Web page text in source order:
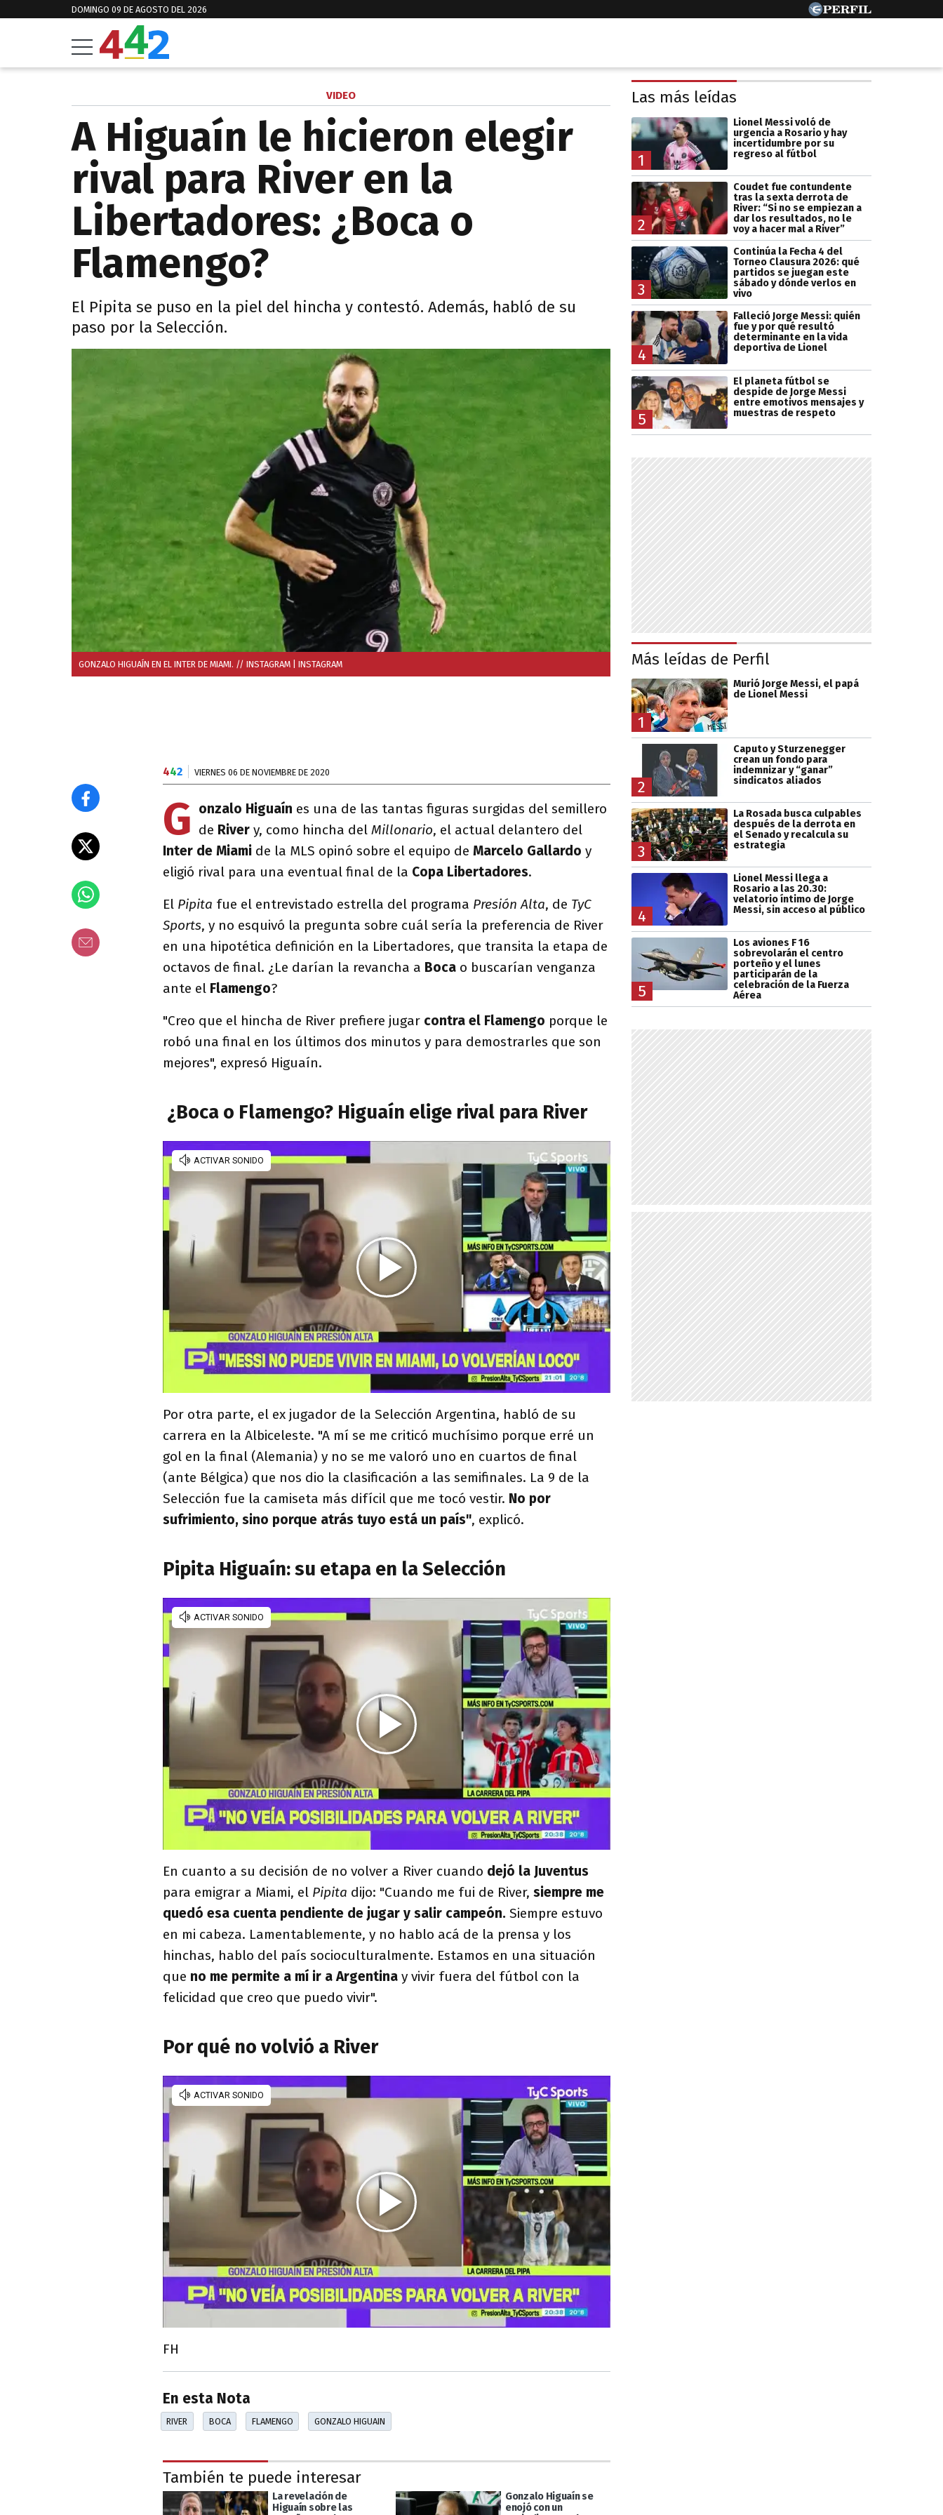
DOMINGO 09 DE AGOSTO DEL 2026
VIDEO
A Higuaín le hicieron elegir
rival para River en la
Libertadores: ¿Boca o
Flamengo?
El Pipita se puso en la piel del hincha y contestó. Además, habló de su
paso por la Selección.
GONZALO HIGUAÍN EN EL INTER DE MIAMI. // INSTAGRAM | INSTAGRAM
442 VIERNES 06 DE NOVIEMBRE DE 2020
G onzalo Higuaín es una de las tantas figuras surgidas del semillero
de River y, como hincha del Millonario, el actual delantero del
Inter de Miami de la MLS opinó sobre el equipo de Marcelo Gallardo y
eligió rival para una eventual final de la Copa Libertadores.
El Pipita fue el entrevistado estrella del programa Presión Alta, de TyC
Sports, y no esquivó la pregunta sobre cuál sería la preferencia de River
en una hipotética definición en la Libertadores, que transita la etapa de
octavos de final. ¿Le darían la revancha a Boca o buscarían venganza
ante el Flamengo?
"Creo que el hincha de River prefiere jugar contra el Flamengo porque le
robó una final en los últimos dos minutos y para demostrarles que son
mejores", expresó Higuaín.
¿Boca o Flamengo? Higuaín elige rival para River
Por otra parte, el ex jugador de la Selección Argentina, habló de su
carrera en la Albiceleste. "A mí se me criticó muchísimo porque erré un
gol en la final (Alemania) y no se me valoró uno en cuartos de final
(ante Bélgica) que nos dio la clasificación a las semifinales. La 9 de la
Selección fue la camiseta más difícil que me tocó vestir. No por
sufrimiento, sino porque atrás tuyo está un país", explicó.
Pipita Higuaín: su etapa en la Selección
En cuanto a su decisión de no volver a River cuando dejó la Juventus
para emigrar a Miami, el Pipita dijo: "Cuando me fui de River, siempre me
quedó esa cuenta pendiente de jugar y salir campeón. Siempre estuvo
en mi cabeza. Lamentablemente, y no hablo acá de la prensa y los
hinchas, hablo del país socioculturalmente. Estamos en una situación
que no me permite a mí ir a Argentina y vivir fuera del fútbol con la
felicidad que creo que puedo vivir".
Por qué no volvió a River
FH
En esta Nota
RIVER BOCA FLAMENGO GONZALO HIGUAIN
También te puede interesar
La revelación de
Higuaín sobre las
Gonzalo Higuaín se
enojó con un
Las más leídas
1
Lionel Messi voló de
urgencia a Rosario y hay
incertidumbre por su
regreso al fútbol
2
Coudet fue contundente
tras la sexta derrota de
River: “Si no se empiezan a
dar los resultados, no le
voy a hacer mal a River”
3
Continúa la Fecha 4 del
Torneo Clausura 2026: qué
partidos se juegan este
sábado y dónde verlos en
vivo
4
Falleció Jorge Messi: quién
fue y por qué resultó
determinante en la vida
deportiva de Lionel
5
El planeta fútbol se
despide de Jorge Messi
entre emotivos mensajes y
muestras de respeto
Más leídas de Perfil
1
Murió Jorge Messi, el papá
de Lionel Messi
2
Caputo y Sturzenegger
crean un fondo para
indemnizar y “ganar”
sindicatos aliados
3
La Rosada busca culpables
después de la derrota en
el Senado y recalcula su
estrategia
4
Lionel Messi llega a
Rosario a las 20.30:
velatorio íntimo de Jorge
Messi, sin acceso al público
5
Los aviones F 16
sobrevolarán el centro
porteño y el lunes
participarán de la
celebración de la Fuerza
Aérea